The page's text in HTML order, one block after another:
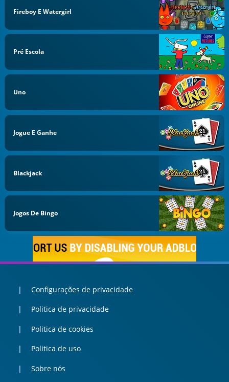
Fireboy E Watergirl
Pré Escola
Uno
Jogue E Ganhe
Blackjack
Jogos De Bingo
Configurações de privacidade
Politica de privacidade
Politica de cookies
Politica de uso
Sobre nós